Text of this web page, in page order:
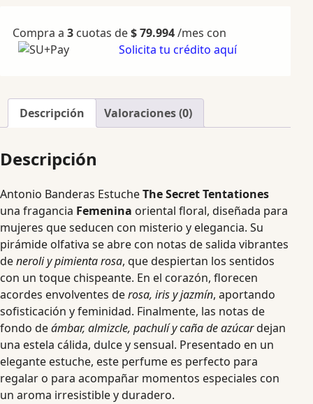
Compra a 3 cuotas de$79.994/mes con
Solicita tu crédito aquí
Descripción Valoraciones (0)
Descripción
Antonio Banderas EstucheThe Secret Tentationes
una fragancia Femenina oriental floral, diseñada para
mujeres que seducen con misterio y elegancia. Su
pirámide olfativa se abre con notas de salida vibrantes
deneroli y pimienta rosa, que despiertan los sentidos
con un toque chispeante. En el corazón, florecen
acordes envolventes derosa, iris y jazmín, aportando
sofisticación y feminidad. Finalmente, las notas de
fondo deámbar, almizcle, pachulí y caña de azúcardejan
una estela cálida, dulce y sensual. Presentado en un
elegante estuche, este perfume es perfecto para
regalar o para acompañar momentos especiales con
un aroma irresistible y duradero.